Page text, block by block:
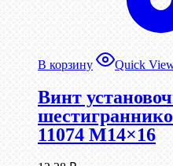
В корзину Quick
Винт
11074 М14×16